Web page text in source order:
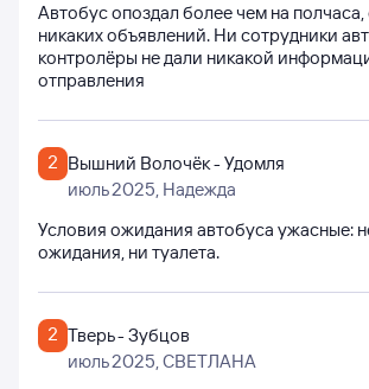
Автобус опоздал более чем на полчаса,
никаких объявлений. Ни сотрудники
контролёры не дали никакой
отправления
2 Вышний Волочёк - Удомля
июль 2025, Надежда
Условия ожидания автобуса ужасные:
ожидания, ни туалета.
2 Тверь - Зубцов
июль 2025, СВЕТЛАНА